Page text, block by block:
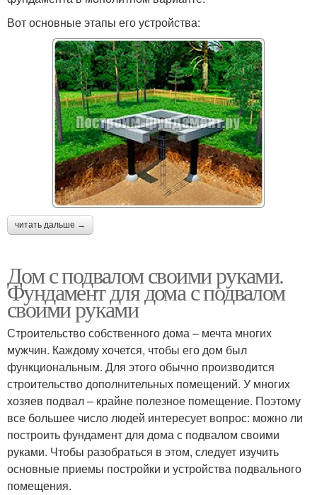
Вот основные этапы его устройства:
читать дальше →
Дом с подвалом своими руками.
Фундамент для дома с подвалом
своими руками
Строительство собственного дома – мечта многих
мужчин. Каждому хочется, чтобы его дом был
функциональным. Для этого обычно производится
строительство дополнительных помещений. У многих
хозяев подвал – крайне полезное помещение. Поэтому
все большее число людей интересует вопрос: можно ли
построить фундамент для дома с подвалом своими
руками. Чтобы разобраться в этом, следует изучить
основные приемы постройки и устройства подвального
помещения.